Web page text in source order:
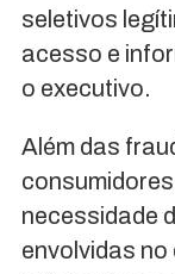
seletivos
acesso e
o executivo.
Além das
necessidade
envolvidas